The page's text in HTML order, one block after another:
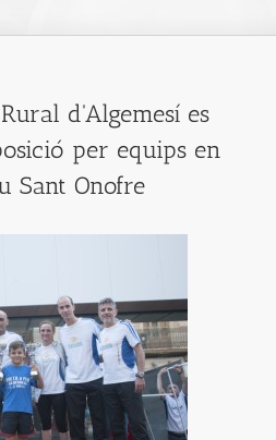
d'Algemesí es
per equips en
Sant Onofre